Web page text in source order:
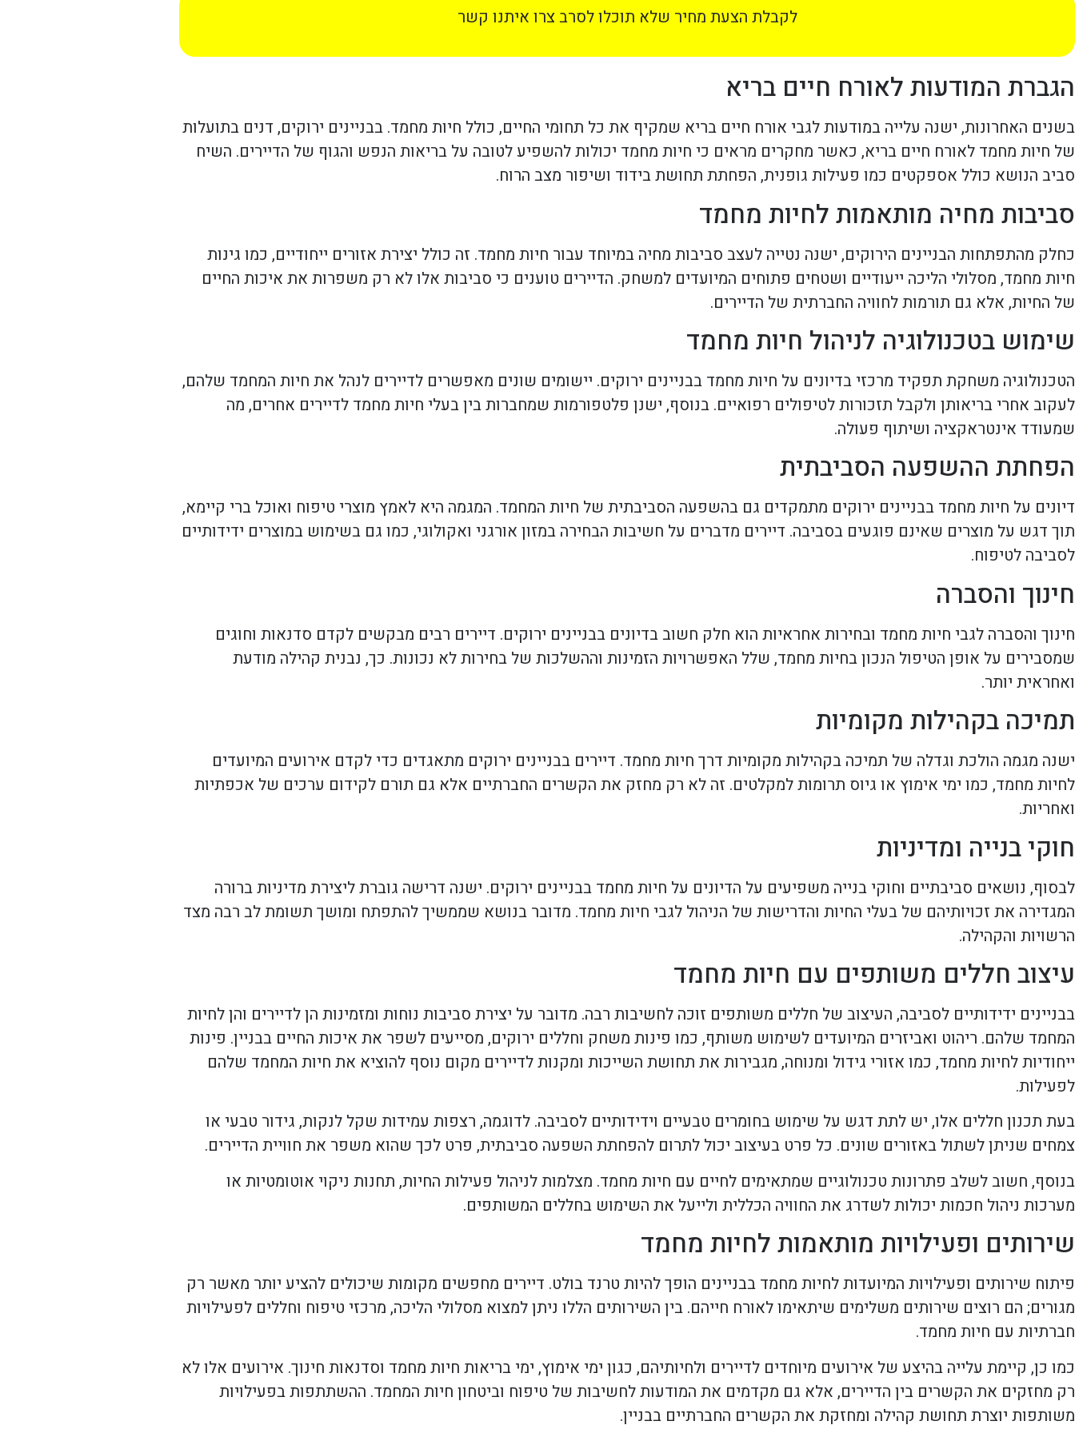
לקבלת הצעת מחיר שלא תוכלו לסרב צרו איתנו קשר
הגברת המודעות לאורח חיים בריא
בשנים האחרונות, ישנה עלייה במודעות לגבי אורח חיים בריא שמקיף את כל תחומי החיים, כולל חיות מחמד. בבניינים ירוקים, דנים בתועלות
של חיות מחמד לאורח חיים בריא, כאשר מחקרים מראים כי חיות מחמד יכולות להשפיע לטובה על בריאות הנפש והגוף של הדיירים. השיח
סביב הנושא כולל אספקטים כמו פעילות גופנית, הפחתת תחושת בידוד ושיפור מצב הרוח.
סביבות מחיה מותאמות לחיות מחמד
כחלק מהתפתחות הבניינים הירוקים, ישנה נטייה לעצב סביבות מחיה במיוחד עבור חיות מחמד. זה כולל יצירת אזורים ייחודיים, כמו גינות
חיות מחמד, מסלולי הליכה ייעודיים ושטחים פתוחים המיועדים למשחק. הדיירים טוענים כי סביבות אלו לא רק משפרות את איכות החיים
של החיות, אלא גם תורמות לחוויה החברתית של הדיירים.
שימוש בטכנולוגיה לניהול חיות מחמד
הטכנולוגיה משחקת תפקיד מרכזי בדיונים על חיות מחמד בבניינים ירוקים. יישומים שונים מאפשרים לדיירים לנהל את חיות המחמד שלהם,
לעקוב אחרי בריאותן ולקבל תזכורות לטיפולים רפואיים. בנוסף, ישנן פלטפורמות שמחברות בין בעלי חיות מחמד לדיירים אחרים, מה
שמעודד אינטראקציה ושיתוף פעולה.
הפחתת ההשפעה הסביבתית
דיונים על חיות מחמד בבניינים ירוקים מתמקדים גם בהשפעה הסביבתית של חיות המחמד. המגמה היא לאמץ מוצרי טיפוח ואוכל ברי קיימא,
תוך דגש על מוצרים שאינם פוגעים בסביבה. דיירים מדברים על חשיבות הבחירה במזון אורגני ואקולוגי, כמו גם בשימוש במוצרים ידידותיים
לסביבה לטיפוח.
חינוך והסברה
חינוך והסברה לגבי חיות מחמד ובחירות אחראיות הוא חלק חשוב בדיונים בבניינים ירוקים. דיירים רבים מבקשים לקדם סדנאות וחוגים
שמסבירים על אופן הטיפול הנכון בחיות מחמד, שלל האפשרויות הזמינות וההשלכות של בחירות לא נכונות. כך, נבנית קהילה מודעת
ואחראית יותר.
תמיכה בקהילות מקומיות
ישנה מגמה הולכת וגדלה של תמיכה בקהילות מקומיות דרך חיות מחמד. דיירים בבניינים ירוקים מתאגדים כדי לקדם אירועים המיועדים
לחיות מחמד, כמו ימי אימוץ או גיוס תרומות למקלטים. זה לא רק מחזק את הקשרים החברתיים אלא גם תורם לקידום ערכים של אכפתיות
ואחריות.
חוקי בנייה ומדיניות
לבסוף, נושאים סביבתיים וחוקי בנייה משפיעים על הדיונים על חיות מחמד בבניינים ירוקים. ישנה דרישה גוברת ליצירת מדיניות ברורה
המגדירה את זכויותיהם של בעלי החיות והדרישות של הניהול לגבי חיות מחמד. מדובר בנושא שממשיך להתפתח ומושך תשומת לב רבה מצד
הרשויות והקהילה.
עיצוב חללים משותפים עם חיות מחמד
בבניינים ידידותיים לסביבה, העיצוב של חללים משותפים זוכה לחשיבות רבה. מדובר על יצירת סביבות נוחות ומזמינות הן לדיירים והן לחיות
המחמד שלהם. ריהוט ואביזרים המיועדים לשימוש משותף, כמו פינות משחק וחללים ירוקים, מסייעים לשפר את איכות החיים בבניין. פינות
ייחודיות לחיות מחמד, כמו אזורי גידול ומנוחה, מגבירות את תחושת השייכות ומקנות לדיירים מקום נוסף להוציא את חיות המחמד שלהם
לפעילות.
בעת תכנון חללים אלו, יש לתת דגש על שימוש בחומרים טבעיים וידידותיים לסביבה. לדוגמה, רצפות עמידות שקל לנקות, גידור טבעי או
צמחים שניתן לשתול באזורים שונים. כל פרט בעיצוב יכול לתרום להפחתת השפעה סביבתית, פרט לכך שהוא משפר את חוויית הדיירים.
בנוסף, חשוב לשלב פתרונות טכנולוגיים שמתאימים לחיים עם חיות מחמד. מצלמות לניהול פעילות החיות, תחנות ניקוי אוטומטיות או
מערכות ניהול חכמות יכולות לשדרג את החוויה הכללית ולייעל את השימוש בחללים המשותפים.
שירותים ופעילויות מותאמות לחיות מחמד
פיתוח שירותים ופעילויות המיועדות לחיות מחמד בבניינים הופך להיות טרנד בולט. דיירים מחפשים מקומות שיכולים להציע יותר מאשר רק
מגורים; הם רוצים שירותים משלימים שיתאימו לאורח חייהם. בין השירותים הללו ניתן למצוא מסלולי הליכה, מרכזי טיפוח וחללים לפעילויות
חברתיות עם חיות מחמד.
כמו כן, קיימת עלייה בהיצע של אירועים מיוחדים לדיירים ולחיותיהם, כגון ימי אימוץ, ימי בריאות חיות מחמד וסדנאות חינוך. אירועים אלו לא
רק מחזקים את הקשרים בין הדיירים, אלא גם מקדמים את המודעות לחשיבות של טיפוח וביטחון חיות המחמד. ההשתתפות בפעילויות
משותפות יוצרת תחושת קהילה ומחזקת את הקשרים החברתיים בבניין.